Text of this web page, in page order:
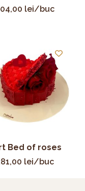
lei/buc
Bed of roses
lei/buc